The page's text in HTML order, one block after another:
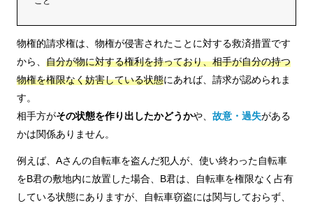
物権的請求権は、物権が侵害されたことに対する救済措置です
から、 自分が物に対する権利を持っており、相手が自分の持つ
物権を権限なく妨害している状態にあれば、請求が認められま
す。
相手方がその状態を作り出したかどうかや、 故意・過失がある
かは関係ありません。
例えば、Aさんの自転車を盗んだ犯人が、使い終わった自転車
をB君の敷地内に放置した場合、B君は、自転車を権限なく占有
している状態にありますが、自転車窃盗には関与しておらず、